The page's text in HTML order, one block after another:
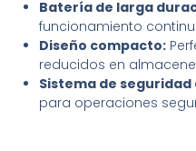
Batería de larga
funcionamiento
Diseño compacto:
reducidos en
Sistema de seguridad
para operaciones